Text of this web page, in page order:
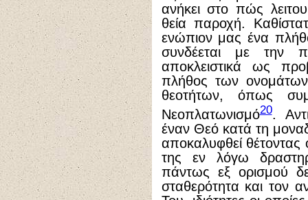
ανήκει στο πώς
θεία παροχή.
ενώπιον μας ένα
συνδέεται με την
αποκλειστικά ως
πλήθος των ονομάτων
θεοτήτων, όπως
Νεοπλατωνισμό20.
έναν Θεό κατά τη
αποκαλυφθεί θέτοντας
της εν λόγω
πάντως εξ ορισμού
σταθερότητα και τον